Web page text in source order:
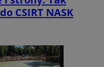
CSIRT NASK